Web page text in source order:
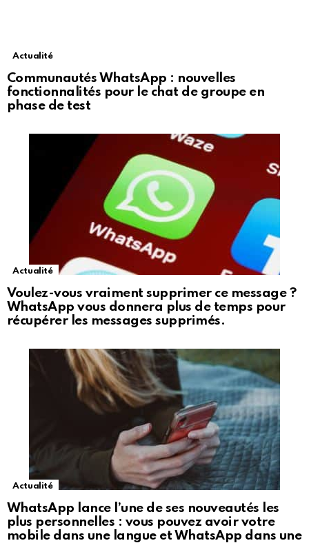
Actualité
Communautés WhatsApp : nouvelles
fonctionnalités pour le chat de groupe en
phase de test
Actualité
Voulez-vous vraiment supprimer ce message ?
WhatsApp vous donnera plus de temps pour
récupérer les messages supprimés.
Actualité
WhatsApp lance l’une de ses nouveautés les
plus personnelles : vous pouvez avoir votre
mobile dans une langue et WhatsApp dans une